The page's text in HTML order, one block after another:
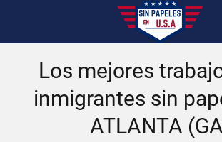
Los mejores
inmigrantes sin
ATLANTA